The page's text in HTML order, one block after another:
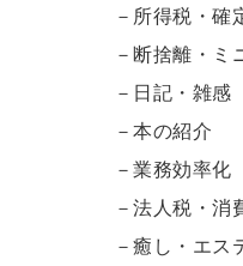
－所得税・確
－断捨離・ミ
－日記・雑感
－本の紹介
－業務効率化
－法人税・消
－癒し・エス